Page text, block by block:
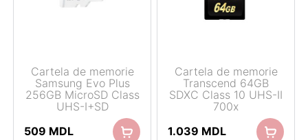
Cartela de memorie
Samsung Evo Plus
256GB MicroSD Class
UHS-I+SD
509 MDL
Cartela de memorie
Transcend 64GB
SDXC Class 10 UHS-II
700x
1.039 MDL